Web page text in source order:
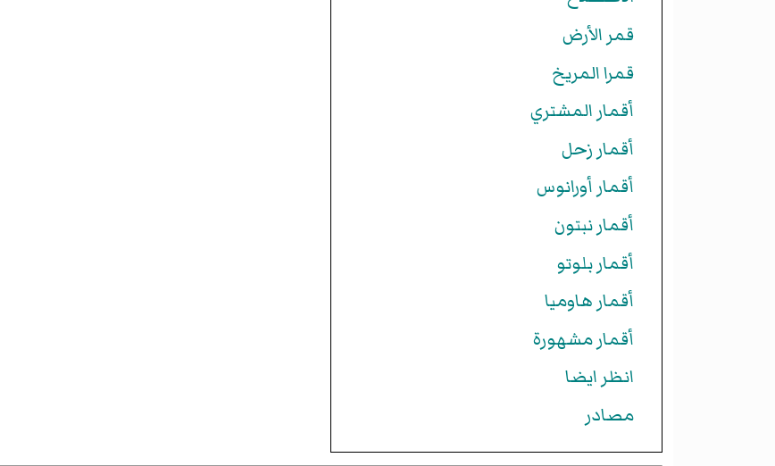
قمر الأرض
قمرا المريخ
أقمار المشتري
أقمار زحل
أقمار أورانوس
أقمار نبتون
أقمار بلوتو
أقمار هاوميا
أقمار مشهورة
انظر ايضا
مصادر